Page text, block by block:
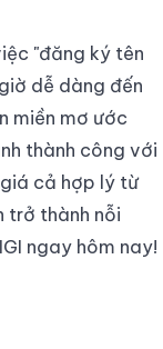
"đăng ký tên
dễ dàng đến
miền mơ ước
thành công với
cả hợp lý từ
trở thành nỗi
ngay hôm nay!